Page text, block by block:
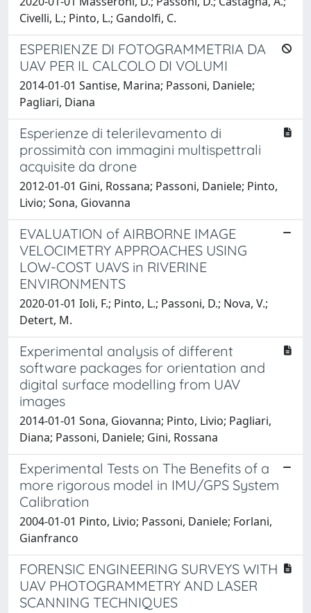
Civelli, L.; Pinto, L.; Gandolfi, C.
ESPERIENZE DI FOTOGRAMMETRIA DA
UAV PER IL CALCOLO DI VOLUMI
2014-01-01 Santise, Marina; Passoni, Daniele;
Pagliari, Diana
Esperienze di telerilevamento di
prossimità con immagini multispettrali
acquisite da drone
2012-01-01 Gini, Rossana; Passoni, Daniele; Pinto,
Livio; Sona, Giovanna
EVALUATION of AIRBORNE IMAGE
VELOCIMETRY APPROACHES USING
LOW-COST UAVS in RIVERINE
ENVIRONMENTS
2020-01-01 Ioli, F.; Pinto, L.; Passoni, D.; Nova, V.;
Detert, M.
Experimental analysis of different
software packages for orientation and
digital surface modelling from UAV
images
2014-01-01 Sona, Giovanna; Pinto, Livio; Pagliari,
Diana; Passoni, Daniele; Gini, Rossana
Experimental Tests on The Benefits of a
more rigorous model in IMU/GPS System
Calibration
2004-01-01 Pinto, Livio; Passoni, Daniele; Forlani,
Gianfranco
FORENSIC ENGINEERING SURVEYS WITH
UAV PHOTOGRAMMETRY AND LASER
SCANNING TECHNIQUES